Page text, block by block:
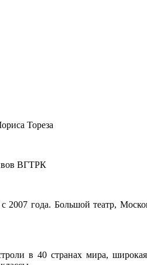
Тореза
ВГТРК
с 2007 года. Большой театр,
в 40 странах мира,